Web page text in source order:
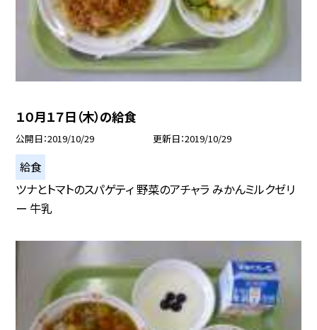
１０月１７日（木）の給食
公開日 2019/10/29 更新日 2019/10/29
給食
ツナとトマトのスパゲティ 野菜のアチャラ みかんミルクゼリ
ー 牛乳